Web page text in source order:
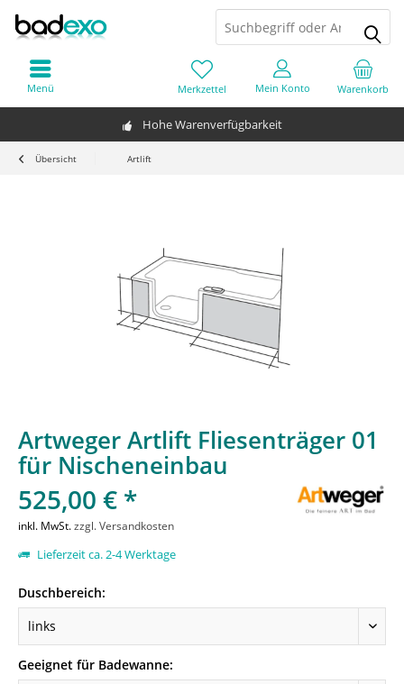
Hohe Warenverfügbarkeit
Warenkorb
Merkzettel Mein Konto
Menü
Übersicht Artlift
Artweger Artlift Fliesenträger 01
für Nischeneinbau
525,00 € *
inkl. MwSt.zzgl. Versandkosten
Lieferzeit ca. 2-4 Werktage
Duschbereich:
Geeignet für Badewanne: